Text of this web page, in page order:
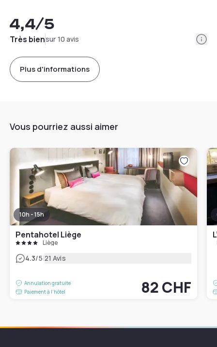
4,4/5
Très biensur 10 avis
Plus d'informations
Vous pourriez aussi aimer
10h - 15h
Pentahotel Liège
Liège
4.3/5|21 Avis
Annulation gratuite
Paiement à l'hôtel
82 CHF